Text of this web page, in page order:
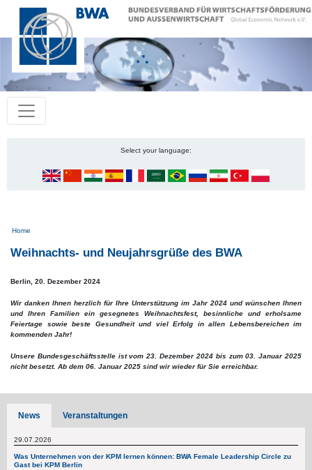
Select your language:
Pfadnavigation
Home
Weihnachts- und Neujahrsgrüße des BWA
Berlin, 20. Dezember 2024
Wir danken Ihnen herzlich für Ihre Unterstützung im Jahr 2024 und wünschen Ihnen
und Ihren Familien ein gesegnetes Weihnachtsfest, besinnliche und erholsame
Feiertage sowie beste Gesundheit und viel Erfolg in allen Lebensbereichen im
kommenden Jahr!
Unsere Bundesgeschäftsstelle ist vom 23. Dezember 2024 bis zum 03. Januar 2025
nicht besetzt. Ab dem 06. Januar 2025 sind wir wieder für Sie erreichbar.
News Veranstaltungen
29.07.2026
Was Unternehmen von der KPM lernen können: BWA Female Leadership Circle zu
Gast bei KPM Berlin